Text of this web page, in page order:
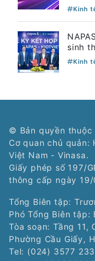
Kinh
sinh
Kinh
© Bản quyền thuộc
Cơ quan chủ quản:
Việt Nam - Vinasa.
Giấy phép số 197/
thông cấp ngày
Tổng Biên tập:
Phó Tổng Biên tập:
Tòa soạn: Tầng 11,
Phường Cầu Giấy,
Tel: (024) 3577